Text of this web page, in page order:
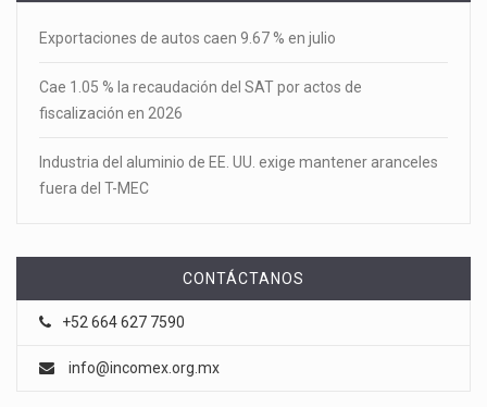
Exportaciones de autos caen 9.67 % en julio
Cae 1.05 % la recaudación del SAT por actos de
fiscalización en 2026
Industria del aluminio de EE. UU. exige mantener aranceles
fuera del T-MEC
CONTÁCTANOS
+52 664 627 7590
info@incomex.org.mx